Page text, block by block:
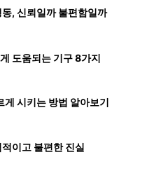
, 신뢰일까 불편함일까
도움되는 기구 8가지
게 시키는 방법 알아보기
이고 불편한 진실